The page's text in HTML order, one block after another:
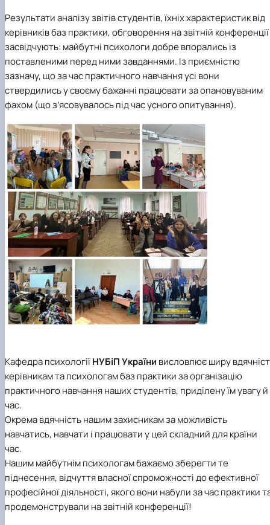
Результати аналізу звітів студентів, їхніх характеристик від
керівників баз практики, обговорення на звітній конференції
засвідчують: майбутні психологи добре впорались із
поставленими перед ними завданнями. Із приємністю
зазначу, що за час практичного навчання усі вони
ствердились у своєму бажанні працювати за опановуваним
фахом (що з’ясовувалось під час усного опитування).
Кафедра психологіїНУБіП України висловлює ширу
керівникам та психологам баз практики за організацію
практичного навчання наших студентів, приділену їм увагу й
час.
Окрема вдячність нашим захисникам за можливість
навчатись, навчати і працювати у цей складний для країни
час.
Нашим майбутнім психологам бажаємо зберегти те
піднесення, відчуття власної спроможності до ефективної
професійної діяльності, якого вони набули за час практики
продемонстрували на звітній конференції!